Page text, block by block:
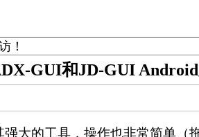
！
GUI和JD-GUI
大的工具，操作也非常简单